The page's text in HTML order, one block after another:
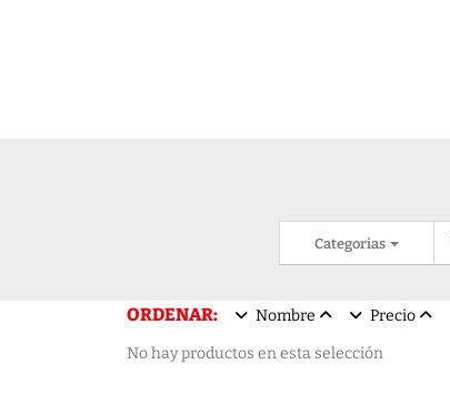
Categorias
ORDENAR: Nombre
Precio
No hay productos en esta selección